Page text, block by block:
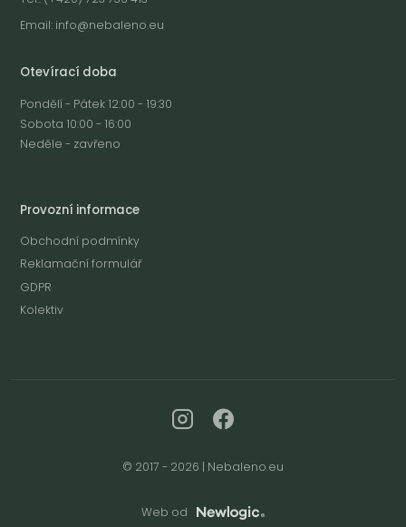
Email: info@nebaleno.eu
Otevírací doba
Pondělí - Pátek 12:00 - 19:30
Sobota 10:00 - 16:00
Neděle - zavřeno
Provozní informace
Obchodní podmínky
Reklamační formulář
GDPR
Kolektiv
© 2017 - 2026 | Nebaleno.eu
Web od